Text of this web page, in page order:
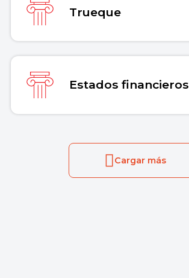
Trueque
Estados financieros
Cargar más